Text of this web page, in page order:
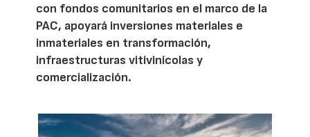
con fondos comunitarios en el marco de la
PAC, apoyará inversiones materiales e
inmateriales en transformación,
infraestructuras vitivinícolas y
comercialización.